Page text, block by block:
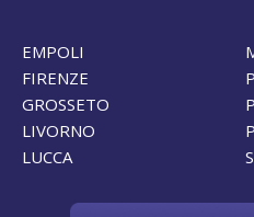
EMPOLI
FIRENZE
GROSSETO
LIVORNO
LUCCA